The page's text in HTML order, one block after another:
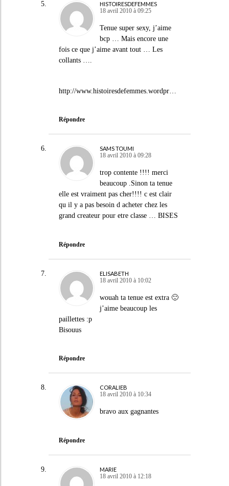
HISTOIRESDEFEMMES
18 avril 2010 à 09:25
Tenue super sexy, j’aime
bcp … Mais encore une
fois ce que j’aime avant tout … Les
collants ….
http://www.histoiresdefemmes.wordpr…
Répondre
SAMS TOUMI
18 avril 2010 à 09:28
trop contente !!!! merci
beaucoup .Sinon ta tenue
elle est vraiment pas cher!!!! c est clair
qu il y a pas besoin d acheter chez les
grand createur pour etre classe … BISES
Répondre
ELISABETH
18 avril 2010 à 10:02
wouah ta tenue est extra 🙂
j’aime beaucoup les
paillettes :p
Bisouus
Répondre
CORALIEB
18 avril 2010 à 10:34
bravo aux gagnantes
Répondre
MARIE
18 avril 2010 à 12:18